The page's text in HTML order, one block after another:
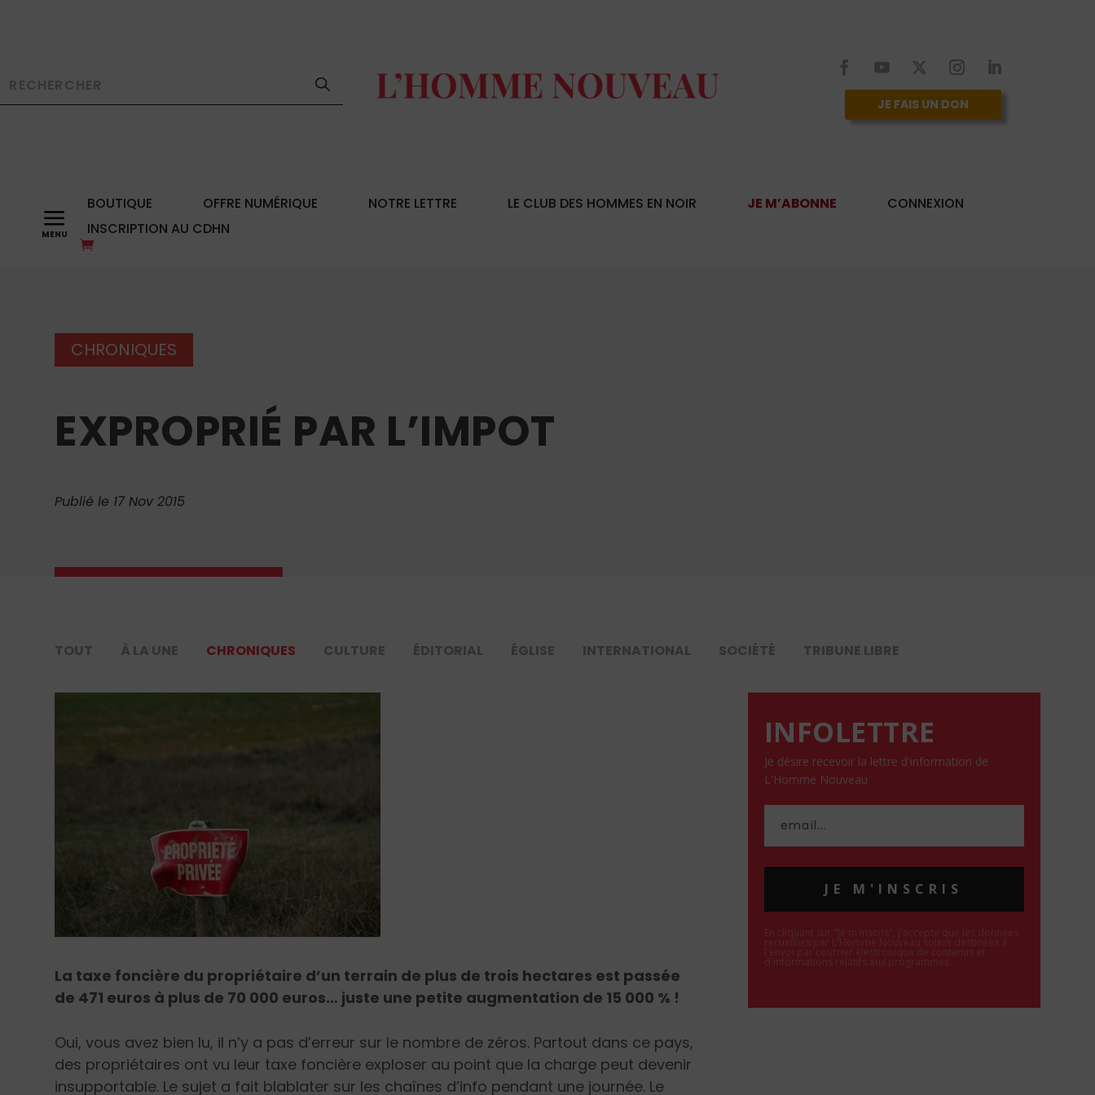
JE FAIS UN DON
a BOUTIQUE OFFRE NUMÉRIQUE NOTRE LETTRE LE CLUB DES HOMMES EN NOIR JE M’ABONNE
CONNEXION
INSCRIPTION AU CDHN
CHRONIQUES
EXPROPRIÉ PAR L’IMPOT
Publié le 17 Nov 2015
TOUT À LA UNE CHRONIQUES CULTURE ÉDITORIAL ÉGLISE INTERNATIONAL SOCIÉTÉ TRIBUNE LIBRE
La taxe foncière du propriétaire d’un terrain de plus de trois hectares est passée
de 471 euros à plus de 70 000 euros… juste une petite augmentation de 15 000 % !
Oui, vous avez bien lu, il n’y a pas d’erreur sur le nombre de zéros. Partout dans ce pays,
des propriétaires ont vu leur taxe foncière exploser au point que la charge peut devenir
insupportable. Le sujet a fait blablater sur les chaînes d’info pendant une journée. Le
INFOLETTRE
Je désire recevoir la lettre d'information de
L'Homme Nouveau
JE M'INSCRIS
En cliquant sur "Je m'inscris", j'accepte que les données
recueillies par L'Homme Nouveau soient destinées à
l'envoi par courrier électronique de contenus et
d'informations relatifs aux programmes.